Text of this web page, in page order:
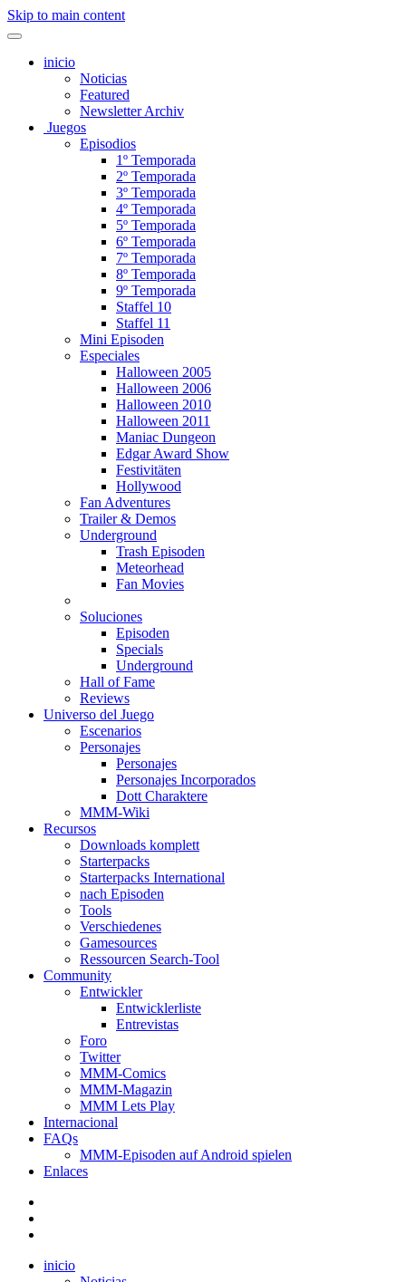
Skip to main content
inicio
Noticias
Featured
Newsletter Archiv
Juegos
Episodios
1º Temporada
2º Temporada
3º Temporada
4º Temporada
5º Temporada
6º Temporada
7º Temporada
8º Temporada
9º Temporada
Staffel 10
Staffel 11
Mini Episoden
Especiales
Halloween 2005
Halloween 2006
Halloween 2010
Halloween 2011
Maniac Dungeon
Edgar Award Show
Festivitäten
Hollywood
Fan Adventures
Trailer & Demos
Underground
Trash Episoden
Meteorhead
Fan Movies
Soluciones
Episoden
Specials
Underground
Hall of Fame
Reviews
Universo del Juego
Escenarios
Personajes
Personajes
Personajes Incorporados
Dott Charaktere
MMM-Wiki
Recursos
Downloads komplett
Starterpacks
Starterpacks International
nach Episoden
Tools
Verschiedenes
Gamesources
Ressourcen Search-Tool
Community
Entwickler
Entwicklerliste
Entrevistas
Foro
Twitter
MMM-Comics
MMM-Magazin
MMM Lets Play
Internacional
FAQs
MMM-Episoden auf Android spielen
Enlaces
inicio